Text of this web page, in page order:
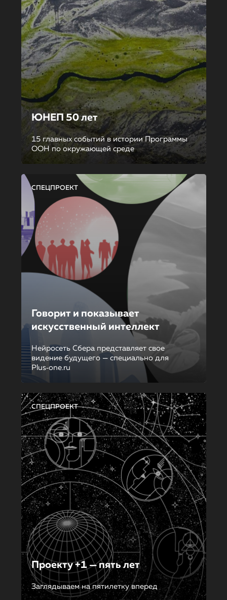
ЮНЕП 50 лет
15 главных событий в истории Программы
ООН по окружающей среде
СПЕЦПРОЕКТ
Говорит и показывает
искусственный интеллект
Нейросеть Сбера представляет свое
видение будущего — специально для
Plus‑one.ru
СПЕЦПРОЕКТ
Проекту +1 — пять лет
Заглядываем на пятилетку вперед